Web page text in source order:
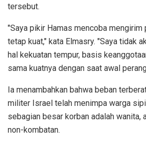
tersebut.
"Saya pikir Hamas mencoba
tetap kuat," kata Elmasry. "Saya tidak
hal kekuatan tempur, basis
sama kuatnya dengan saat awal
Ia menambahkan bahwa beban
militer Israel telah menimpa warga
sebagian besar korban adalah wanita,
non-kombatan.